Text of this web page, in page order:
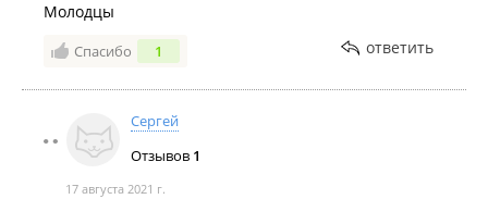
Молодцы
Спасибо 1 ответить
Сергей
Отзывов 1
17 августа 2021 г.